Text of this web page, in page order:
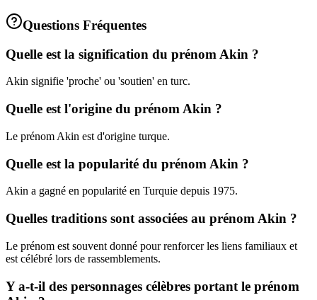
Questions Fréquentes
Quelle est la signification du prénom Akin ?
Akin signifie 'proche' ou 'soutien' en turc.
Quelle est l'origine du prénom Akin ?
Le prénom Akin est d'origine turque.
Quelle est la popularité du prénom Akin ?
Akin a gagné en popularité en Turquie depuis 1975.
Quelles traditions sont associées au prénom Akin ?
Le prénom est souvent donné pour renforcer les liens familiaux et
est célébré lors de rassemblements.
Y a-t-il des personnages célèbres portant le prénom